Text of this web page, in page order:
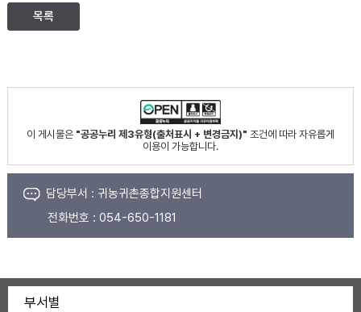
목록
이 게시물은 "공공누리 제3유형(출처표시 + 변경금지)" 조건에 따라 자유롭게
이용이 가능합니다.
담당부서 : 귀농귀촌종합지원센터
전화번호 : 054-650-1181
부서별